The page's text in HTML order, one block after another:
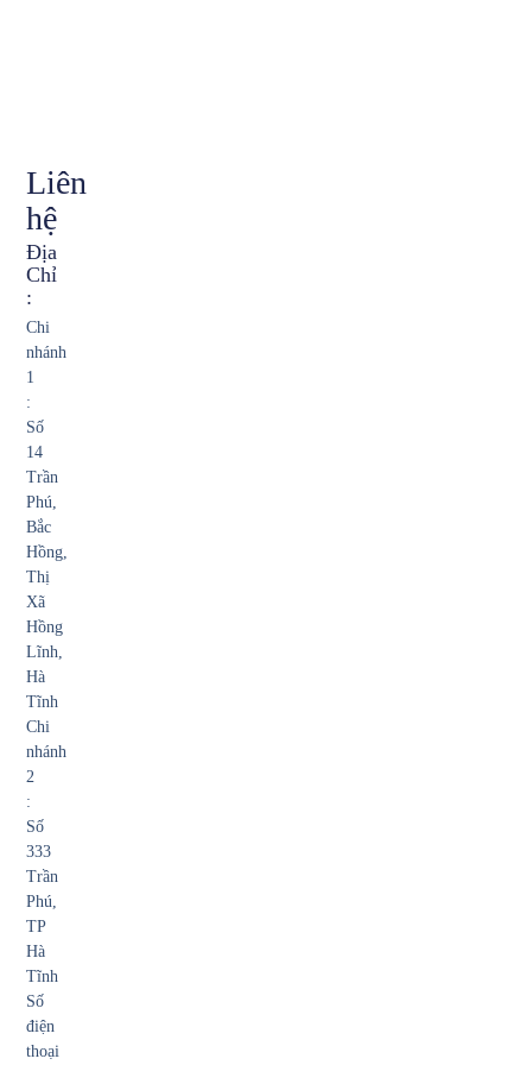
Liên
hệ
Địa
Chỉ
:
Chi
nhánh
1
:
Số
14
Trần
Phú,
Bắc
Hồng,
Thị
Xã
Hồng
Lĩnh,
Hà
Tĩnh
Chi
nhánh
2
:
Số
333
Trần
Phú,
TP
Hà
Tĩnh
Số
điện
thoại